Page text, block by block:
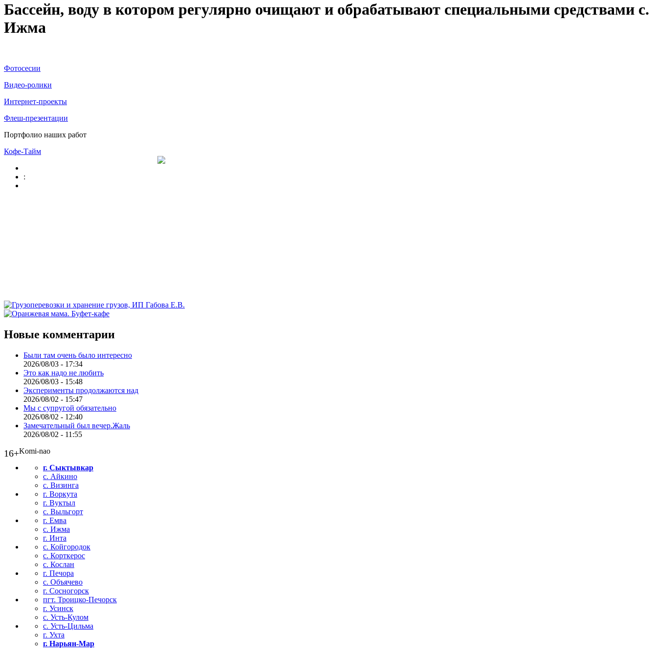
Бассейн, воду в котором регулярно очищают и обрабатывают специальными средствами с.
Ижма
Фотосесии
Видео-ролики
Интернет-проекты
Флеш-презентации
Портфолио наших работ
Кофе-Тайм
:
Новые комментарии
Были там очень было интересно
2026/08/03 - 17:34
Это как надо не любить
2026/08/03 - 15:48
Эксперименты продолжаются над
2026/08/02 - 15:47
Мы с супругой обязательно
2026/08/02 - 12:40
Замечательный был вечер.Жаль
2026/08/02 - 11:55
16+Komi-nao
г. Сыктывкар
с. Айкино
с. Визинга
г. Воркута
г. Вуктыл
с. Выльгорт
г. Емва
с. Ижма
г. Инта
с. Койгородок
с. Корткерос
с. Кослан
г. Печора
с. Объячево
г. Сосногорск
пгт. Троицко-Печорск
г. Усинск
с. Усть-Кулом
с. Усть-Цильма
г. Ухта
г. Нарьян-Мар